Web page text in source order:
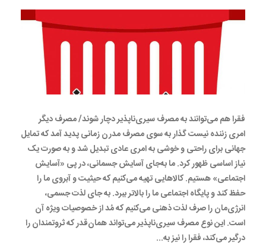
فقرا هم می‌توانند به مصرف سیری‌ناپذیر دچار شوند/ مصرف دیگر
امری زننده نیست گذار به سوی مصرف مدرن زمانی پدید آمد که تمایل
جهانی برای راحتی و خوشی به امری عادی تبدیل شد و به صورت یک
نیاز اساسی ظهور کرد. ما به‌جای آسایش جسمانی، در پی «آسایش
اجتماعی» هستیم. کالاهایی تهیه می‌کنیم که حیثیت و آبروی ما را
حفظ کند و پایگاه اجتماعی ما را بالاتر ببرد. به جای لذت جسمی،
انرژی‌مان را صرف لذت ذهنی می‌کنیم که مُد از خصوصیات ویژه آن
است. این نوع مصرف سیری‌ناپذیر می‌تواند همان‌قدر که ثروتمندان را
درگیر می‌کند، فقرا را نیز به...